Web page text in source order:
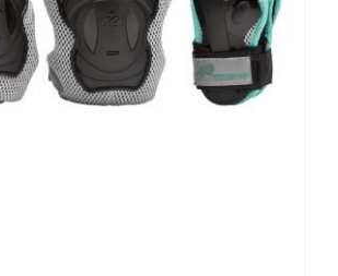
de
productpagina